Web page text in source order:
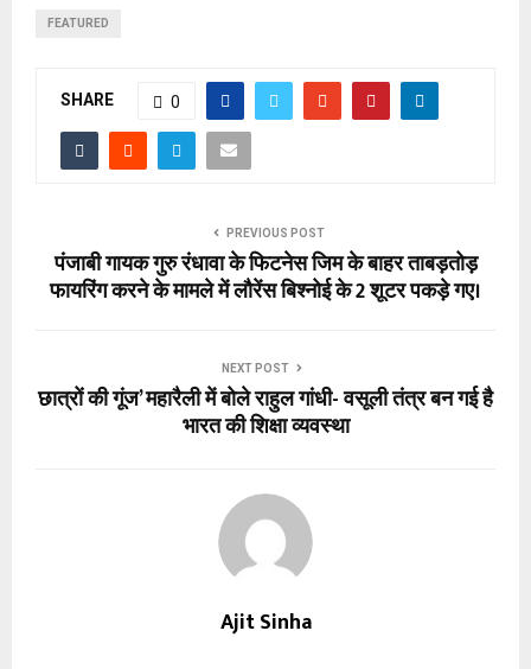
FEATURED
SHARE 0
PREVIOUS POST
पंजाबी गायक गुरु रंधावा के फिटनेस जिम के बाहर ताबड़तोड़
फायरिंग करने के मामले में लौरेंस बिश्नोई के 2 शूटर पकड़े गए।
NEXT POST
छात्रों की गूंज’ महारैली में बोले राहुल गांधी- वसूली तंत्र बन गई है
भारत की शिक्षा व्यवस्था
Ajit Sinha